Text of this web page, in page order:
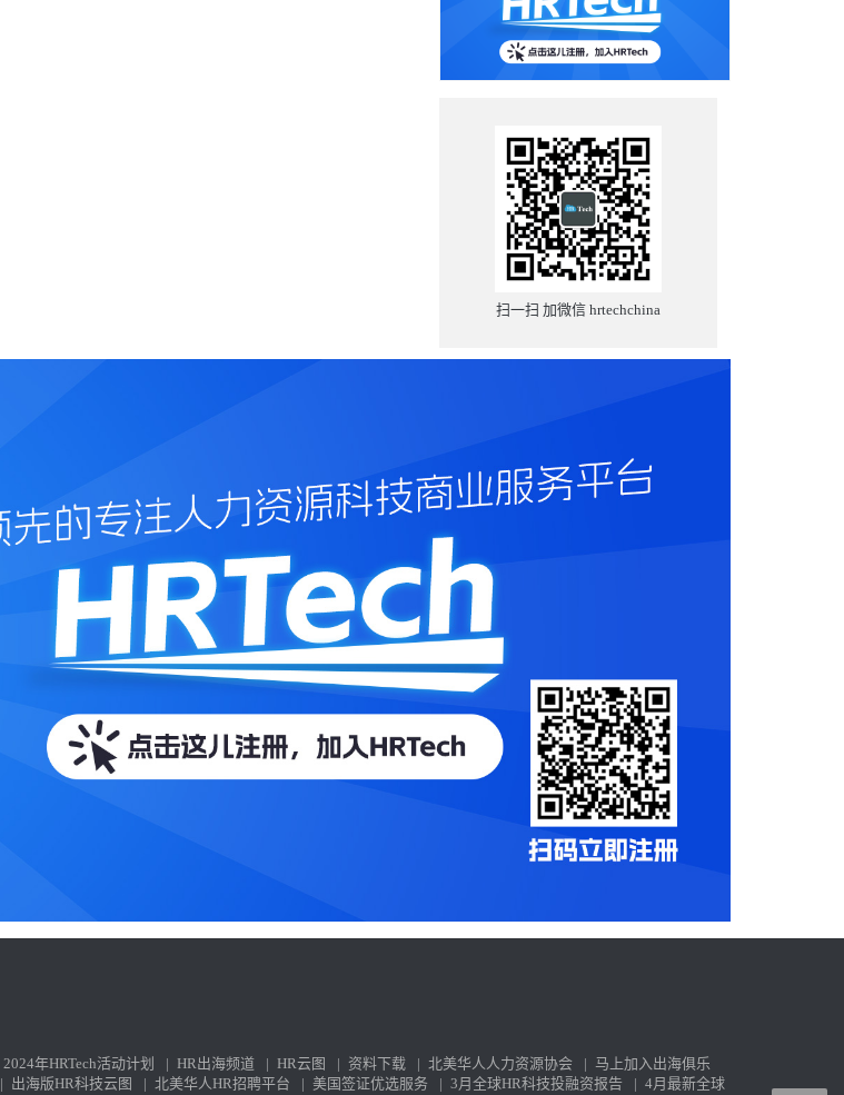
扫一扫 加微信 hrtechchina
2024年HRTech活动计划 | HR出海频道 | HR云图 | 资料下载 | 北美华人人力资源协会 | 马上加入出海俱乐
| 出海版HR科技云图 | 北美华人HR招聘平台 | 美国签证优选服务 | 3月全球HR科技投融资报告 | 4月最新全球